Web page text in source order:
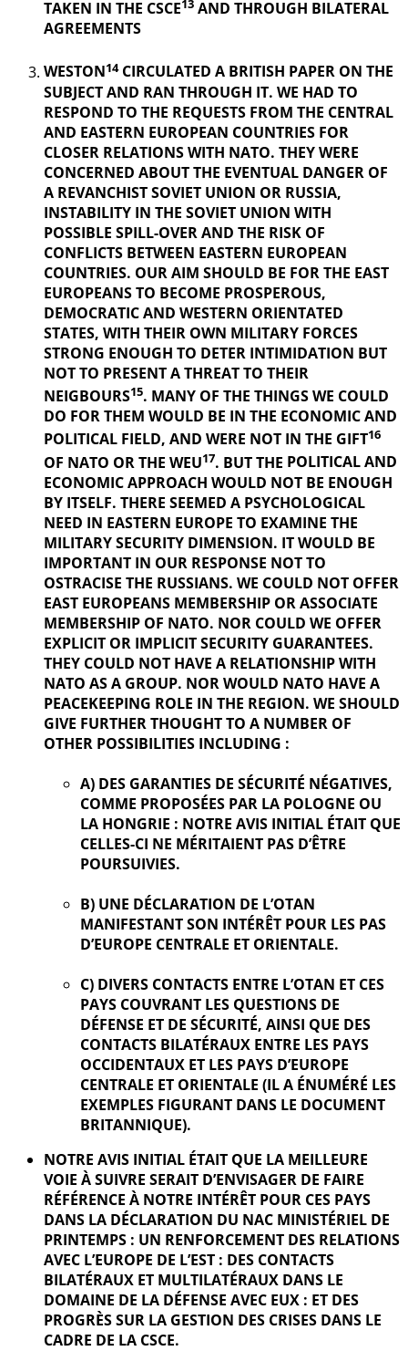
TAKEN IN THE CSCE13 AND THROUGH BILATERAL
AGREEMENTS
WESTON14CIRCULATED A BRITISH PAPER ON THE
SUBJECT AND RAN THROUGH IT. WE HAD TO
RESPOND TO THE REQUESTS FROM THE CENTRAL
AND EASTERN EUROPEAN COUNTRIES FOR
CLOSER RELATIONS WITH NATO. THEY WERE
CONCERNED ABOUT THE EVENTUAL DANGER OF
A REVANCHISTSOVIET UNION OR RUSSIA,
INSTABILITY IN THE SOVIET UNION WITH
POSSIBLE SPILL-OVER AND THE RISK OF
CONFLICTS BETWEEN EASTERN EUROPEAN
COUNTRIES. OUR AIM SHOULD BE FOR THE EAST
EUROPEANS TO BECOME PROSPEROUS,
DEMOCRATIC AND WESTERN ORIENTATED
STATES, WITH THEIR OWN MILITARY FORCES
STRONG ENOUGH TO DETER INTIMIDATION BUT
NOT TO PRESENT A THREAT TO THEIR
NEIGBOURS15. MANY OF THE THINGSWE COULD
DO FOR THEM WOULD BE IN THE ECONOMIC AND
POLITICAL FIELD, AND WERE NOT IN THE GIFT16
OF NATO OR THE WEU17. BUT THE POLITICAL AND
ECONOMIC APPROACH WOULD NOT BE ENOUGH
BY ITSELF. THERE SEEMED A PSYCHOLOGICAL
NEED IN EASTERN EUROPE TO EXAMINE THE
MILITARY SECURITY DIMENSION. IT WOULD BE
IMPORTANT IN OUR RESPONSE NOT TO
OSTRACISE THE RUSSIANS. WE COULD NOT OFFER
EAST EUROPEANS MEMBERSHIP OR ASSOCIATE
MEMBERSHIP OF NATO. NOR COULD WE OFFER
EXPLICIT OR IMPLICIT SECURITY GUARANTEES.
THEY COULD NOT HAVE A RELATIONSHIP WITH
NATO AS A GROUP. NOR WOULD NATO HAVE A
PEACEKEEPING ROLE IN THE REGION. WE SHOULD
GIVE FURTHERTHOUGHT TO A NUMBER OF
OTHER POSSIBILITIES INCLUDING :
A) DES GARANTIES DE SÉCURITÉ NÉGATIVES,
COMME PROPOSÉES PAR LA POLOGNE OU
LA HONGRIE : NOTRE AVIS INITIAL ÉTAIT QUE
CELLES-CI NE MÉRITAIENT PAS D’ÊTRE
POURSUIVIES.
B) UNE DÉCLARATION DE L’OTAN
MANIFESTANT SON INTÉRÊT POUR LES PAS
D’EUROPE CENTRALE ET ORIENTALE.
C) DIVERS CONTACTS ENTRE L’OTAN ET CES
PAYS COUVRANT LES QUESTIONS DE
DÉFENSE ET DE SÉCURITÉ, AINSI QUE DES
CONTACTS BILATÉRAUX ENTRE LES PAYS
OCCIDENTAUX ET LES PAYS D’EUROPE
CENTRALE ET ORIENTALE (IL A ÉNUMÉRÉ LES
EXEMPLES FIGURANT DANS LE DOCUMENT
BRITANNIQUE).
NOTRE AVIS INITIAL ÉTAIT QUE LA MEILLEURE
VOIE À SUIVRE SERAIT D’ENVISAGER DE FAIRE
RÉFÉRENCE À NOTRE INTÉRÊT POUR CES PAYS
DANS LA DÉCLARATION DU NAC MINISTÉRIEL DE
PRINTEMPS : UN RENFORCEMENT DES RELATIONS
AVEC L’EUROPE DE L’EST : DES CONTACTS
BILATÉRAUX ET MULTILATÉRAUX DANS LE
DOMAINE DE LA DÉFENSE AVEC EUX : ET DES
PROGRÈS SUR LA GESTION DES CRISES DANS LE
CADRE DE LA CSCE.